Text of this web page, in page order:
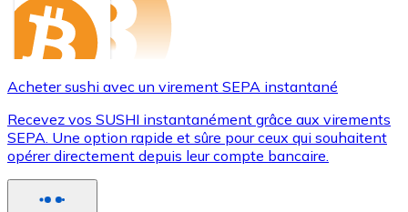
Acheter sushi avec un virement SEPA instantané
Recevez vos SUSHI instantanément grâce aux virements
SEPA. Une option rapide et sûre pour ceux qui souhaitent
opérer directement depuis leur compte bancaire.